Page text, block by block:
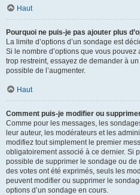
Haut
Pourquoi ne puis-je pas ajouter plus
La limite d’options d’un sondage est
Si le nombre d’options que vous
trop restreint, essayez de demander à
possible de l’augmenter.
Haut
Comment puis-je modifier ou
Comme pour les messages, les
leur auteur, les modérateurs et les
modifiez tout simplement le premier
obligatoirement associé à ce dernier. Si
possible de supprimer le sondage ou de
des votes ont été exprimés, seuls les
peuvent modifier ou supprimer le
options d’un sondage en cours.